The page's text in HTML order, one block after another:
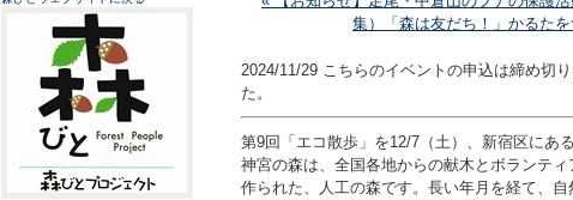
集）「森は友だち！」かるた
2024/11/29 こちらのイベントの申込は締め切
た。
第9回「エコ散歩」を12/7（土）、新宿区にあ
神宮の森は、全国各地からの献木とボランテ
作られた、人工の森です。長い年月を経て、